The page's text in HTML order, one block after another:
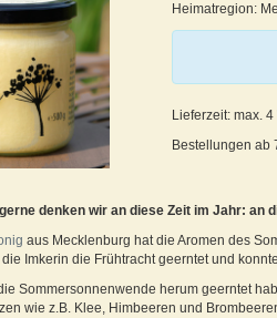
Heimatregion:
Lieferzeit: max.
Bestellungen ab
denken wir an diese Zeit im Jahr: an
aus Mecklenburg hat die Aromen des
Imkerin die Frühtracht geerntet und
Sommersonnenwende herum geerntet
wie z.B. Klee, Himbeeren und